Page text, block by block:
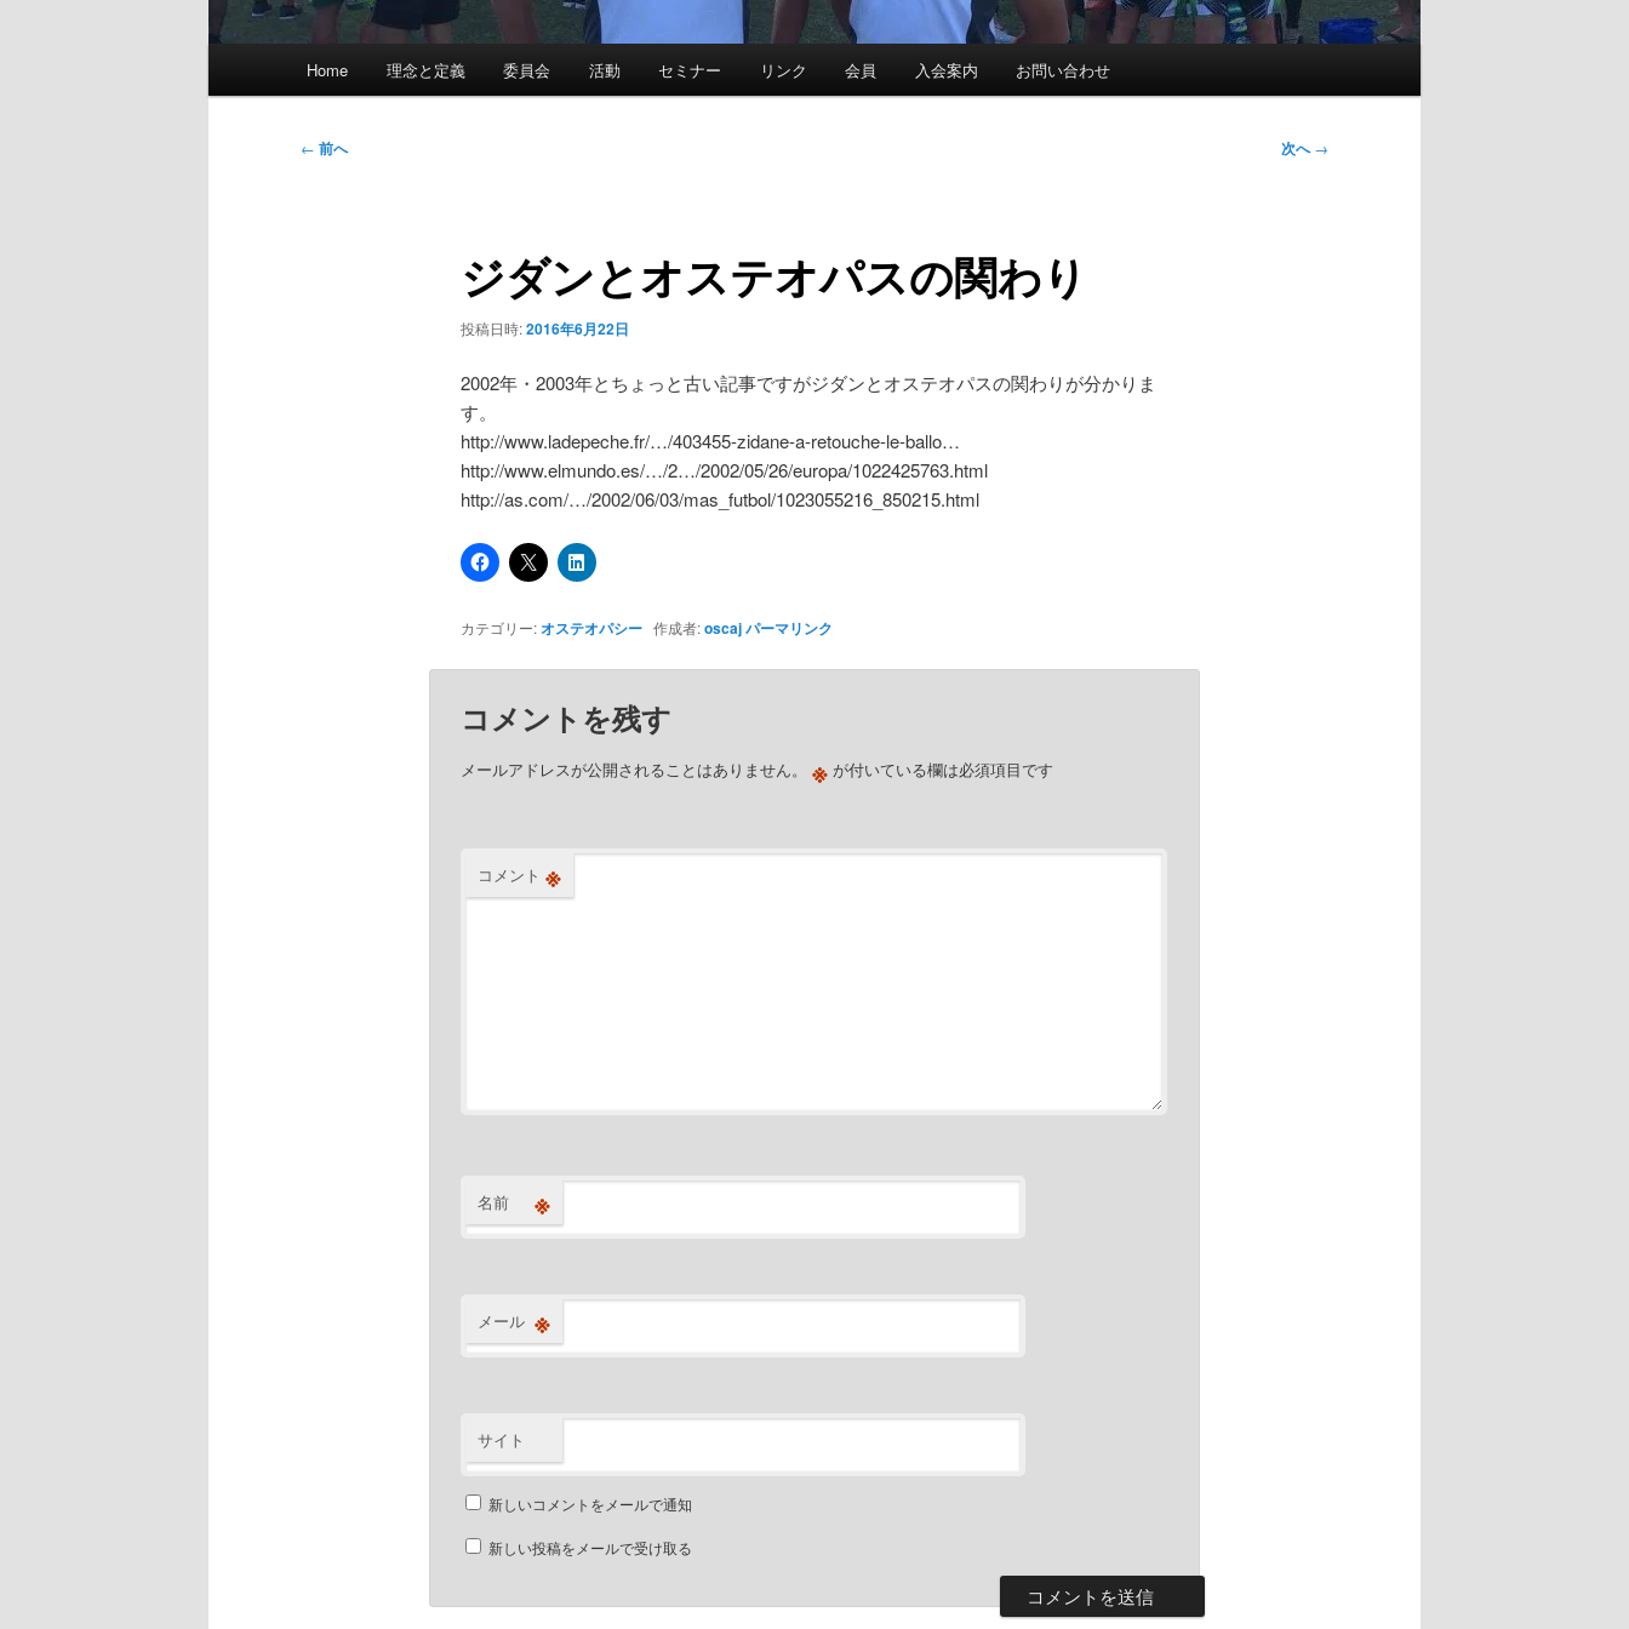
Home 理念と定義 委員会 活動 セミナー リンク 会員 入会案内 お問い合わせ
投
← 前へ 次へ→
ジダンとオステオパスの関わり
投稿日時:2016年6月22日
2002年・2003年とちょっと古い記事ですがジダンとオステオパスの関わりが分かりま
す。
http://www.ladepeche.fr/…/403455-zidane-a-retouche-le-ballo…
http://www.elmundo.es/…/2…/2002/05/26/europa/1022425763.html
http://as.com/…/2002/06/03/mas_futbol/1023055216_850215.html
カテゴリー:オステオパシー作成者:oscajパーマリンク
コメントを残す
メールアドレスが公開されることはありません。 ※が付いている欄は必須項目です
コメント ※
名前 ※
メール ※
サイト
新しいコメントをメールで通知
新しい投稿をメールで受け取る